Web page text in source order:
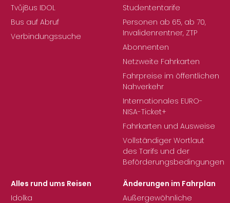
TvůjBus IDOL
Bus auf Abruf
Verbindungssuche
Studententarife
Personen ab 65, ab 70,
Invalidenrentner, ZTP
Abonnenten
Netzweite Fahrkarten
Fahrpreise im öffentlichen
Nahverkehr
Internationales EURO-
NISA-Ticket+
Fahrkarten und Ausweise
Vollständiger Wortlaut
des Tarifs und der
Beförderungsbedingungen
Alles rund ums Reisen
Idolka
Änderungen im Fahrplan
Außergewöhnliche